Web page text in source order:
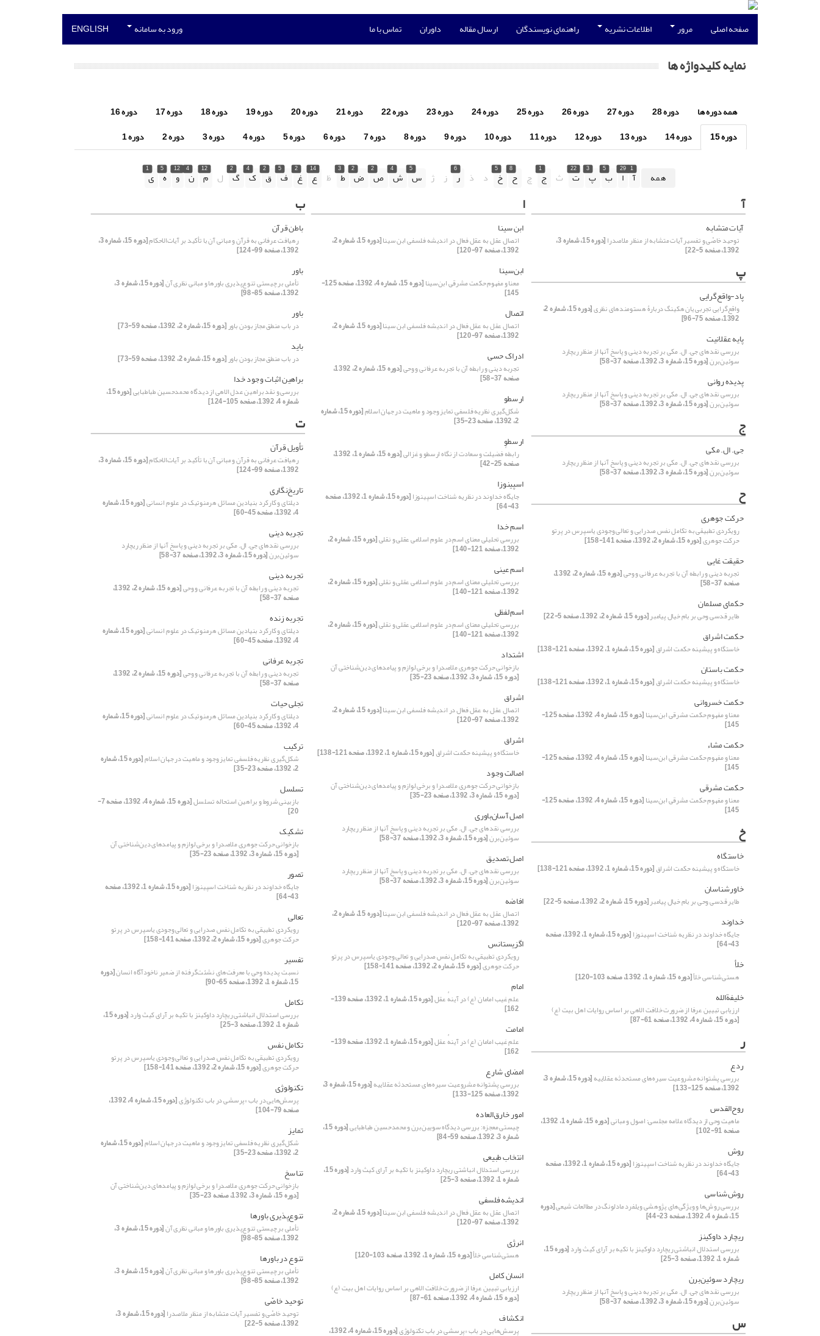
صفحه اصلی مرور اطلاعات نشریه راهنمای نویسندگان ارسال مقاله داوران تماس با ما ورود به سامانه ENGLISH
نمایه کلیدواژه ها
همه دوره ها دوره 28 دوره 27 دوره 26 دوره 25 دوره 24 دوره 23 دوره 22 دوره 21 دوره 20 دوره 19 دوره 18 دوره 17
دوره 16
دوره 15
دوره 14 دوره 13 دوره 12 دوره 11 دوره 10 دوره 9 دوره 8 دوره 7 دوره 6 دوره 5 دوره 4 دوره 3 دوره 2 دوره 1
همه
1
آ
29
ا
5
ب
3
پ
22
ت ث
1
ج چ
8
ح
5
خ د ذ
6
ر ز ژ
5
س
4
ش
2
ص
2
ض
3
ط ظ
14
ع
2
غ
5
ف
2
ق
4
ک
2
گ ل
12
م
4
ن
12
و
5
ه
1
ی
آ
آیات متشابه
توحید خاصّی و تفسیر آیات متشابه از منظر ملاصدرا [دوره 15، شماره 3،
1392، صفحه 5-22]
ا
ابن­ سینا
اتصال عقل به عقل فعال در اندیشه فلسفی ابن­ سینا [دوره 15، شماره 2،
1392، صفحه 97-120]
ابن‌سینا
معنا و مفهوم حکمت مشرقی ابن‌سینا [دوره 15، شماره 4، 1392، صفحه 125-
145]
اتصال
اتصال عقل به عقل فعال در اندیشه فلسفی ابن­ سینا [دوره 15، شماره 2،
1392، صفحه 97-120]
ادراک حسی
تجربه دینی و رابطه آن با تجربه عرفانی و وحی [دوره 15، شماره 2، 1392،
صفحه 37-58]
ارسطو
شکل‌گیری نظریه فلسفی تمایز وجود و ماهیت در جهان اسلام [دوره 15، شماره
2، 1392، صفحه 23-35]
ارسطو
رابطهٔ فضیلت و سعادت از نگاه ارسطو و غزالی [دوره 15، شماره 1، 1392،
صفحه 25-42]
اسپینوزا
جایگاه خداوند در نظریه شناخت اسپینوزا [دوره 15، شماره 1، 1392، صفحه
43-64]
اسم خدا
بررسی تحلیلی معنای اسم در علوم اسلامی عقلی و نقلی [دوره 15، شماره 2،
1392، صفحه 121-140]
اسم عینی
بررسی تحلیلی معنای اسم در علوم اسلامی عقلی و نقلی [دوره 15، شماره 2،
1392، صفحه 121-140]
اسم لفظی
بررسی تحلیلی معنای اسم در علوم اسلامی عقلی و نقلی [دوره 15، شماره 2،
1392، صفحه 121-140]
اشتداد
بازخوانی حرکت جوهری ملاصدرا و برخی لوازم و پیامد‌های دین‌شناختی آن
[دوره 15، شماره 3، 1392، صفحه 23-35]
اشراق
اتصال عقل به عقل فعال در اندیشه فلسفی ابن­ سینا [دوره 15، شماره 2،
1392، صفحه 97-120]
اشراق
خاستگاه و پیشینه حکمت اشراق[دوره 15، شماره 1، 1392، صفحه 121-138]
اصالت وجود
بازخوانی حرکت جوهری ملاصدرا و برخی لوازم و پیامد‌های دین‌شناختی آن
[دوره 15، شماره 3، 1392، صفحه 23-35]
اصل آسان‌باوری
بررسی نقدهای جی. ال. مکی بر تجربه دینی و پاسخ آنها از منظر ریچارد
سوئین‌برن[دوره 15، شماره 3، 1392، صفحه 37-58]
اصل تصدیق
بررسی نقدهای جی. ال. مکی بر تجربه دینی و پاسخ آنها از منظر ریچارد
سوئین‌برن[دوره 15، شماره 3، 1392، صفحه 37-58]
افاضه
اتصال عقل به عقل فعال در اندیشه فلسفی ابن­ سینا [دوره 15، شماره 2،
1392، صفحه 97-120]
اگزیستانس
رویکردی تطبیقی به تکامل نفس صدرایی و تعالی وجودی یاسپرس در پرتو
حرکت جوهری[دوره 15، شماره 2، 1392، صفحه 141-158]
امام
علم غیب امامان (ع) در آینهٔ عقل [دوره 15، شماره 1، 1392، صفحه 139-
162]
امامت
علم غیب امامان (ع) در آینهٔ عقل [دوره 15، شماره 1، 1392، صفحه 139-
162]
امضای شارع
بررسی پشتوانه مشروعیت سیره‌های مستحدثه عقلاییه [دوره 15، شماره 3،
1392، صفحه 125-133]
امور خارق‌العاده
چیستی معجزه: بررسی دیدگاه سویین‌برن و محمدحسین طباطبایی [دوره 15،
شماره 3، 1392، صفحه 59-84]
انتخاب طبیعی
بررسی استدلال انباشتی ریچارد داوکینز با تکیه بر آرای کیث وارد [دوره 15،
شماره 1، 1392، صفحه 3-25]
اندیشه فلسفی
اتصال عقل به عقل فعال در اندیشه فلسفی ابن­ سینا [دوره 15، شماره 2،
1392، صفحه 97-120]
انرژی
هستی‌شناسی خلأ[دوره 15، شماره 1، 1392، صفحه 103-120]
انسان کامل
ارزیابی تبیین عرفا از ضرورت خلافت الاهی بر اساس روایات اهل بیت (ع)
[دوره 15، شماره 4، 1392، صفحه 61-87]
انکشاف
پرسش‌هایی در باب «پرسشی در باب تکنولوژی [دوره 15، شماره 4، 1392،
ب
باطن قرآن
رهیافت عرفانی به قرآن و مبانی آن با تأکید بر آیات‌الاحکام [دوره 15، شماره 3،
1392، صفحه 99-124]
باور
تأملی بر چیستی تنوع‌پذیری باورها و مبانی نظری آن [دوره 15، شماره 3،
1392، صفحه 85-98]
باور
در باب منطق مجاز بودن باور[دوره 15، شماره 2، 1392، صفحه 59-73]
باید
در باب منطق مجاز بودن باور[دوره 15، شماره 2، 1392، صفحه 59-73]
براهین اثبات وجود خدا
بررسی و نقد براهین عدل الاهی از دیدگاه محمدحسین طباطبایی [دوره 15،
شماره 4، 1392، صفحه 105-124]
پ
پاد-واقع‌گرایی
واقع‌گرایی تجربی یان هکینگ دربارۀ هستومندهای نظری [دوره 15، شماره 2،
1392، صفحه 75-96]
پایه عقلانیت
بررسی نقدهای جی. ال. مکی بر تجربه دینی و پاسخ آنها از منظر ریچارد
سوئین‌برن[دوره 15، شماره 3، 1392، صفحه 37-58]
پدیده روانی
بررسی نقدهای جی. ال. مکی بر تجربه دینی و پاسخ آنها از منظر ریچارد
سوئین‌برن[دوره 15، شماره 3، 1392، صفحه 37-58]
ت
تأویل قرآن
رهیافت عرفانی به قرآن و مبانی آن با تأکید بر آیات‌الاحکام [دوره 15، شماره 3،
1392، صفحه 99-124]
تاریخ‌نگاری
دیلتای و کارکرد بنیادین مسائل هرمنوتیک در علوم انسانی [دوره 15، شماره
4، 1392، صفحه 45-60]
تجربه دینی
بررسی نقدهای جی. ال. مکی بر تجربه دینی و پاسخ آنها از منظر ریچارد
سوئین‌برن[دوره 15، شماره 3، 1392، صفحه 37-58]
تجربه دینی
تجربه دینی و رابطه آن با تجربه عرفانی و وحی [دوره 15، شماره 2، 1392،
صفحه 37-58]
تجربه زنده
دیلتای و کارکرد بنیادین مسائل هرمنوتیک در علوم انسانی [دوره 15، شماره
4، 1392، صفحه 45-60]
تجربه عرفانی
تجربه دینی و رابطه آن با تجربه عرفانی و وحی [دوره 15، شماره 2، 1392،
صفحه 37-58]
تجلی حیات
دیلتای و کارکرد بنیادین مسائل هرمنوتیک در علوم انسانی [دوره 15، شماره
4، 1392، صفحه 45-60]
ترکیب
شکل‌گیری نظریه فلسفی تمایز وجود و ماهیت در جهان اسلام [دوره 15، شماره
2، 1392، صفحه 23-35]
تسلسل
بازبینی شروط و براهین استحاله تسلسل [دوره 15، شماره 4، 1392، صفحه 7-
20]
تشکیک
بازخوانی حرکت جوهری ملاصدرا و برخی لوازم و پیامد‌های دین‌شناختی آن
[دوره 15، شماره 3، 1392، صفحه 23-35]
تصور
جایگاه خداوند در نظریه شناخت اسپینوزا [دوره 15، شماره 1، 1392، صفحه
43-64]
تعالی
رویکردی تطبیقی به تکامل نفس صدرایی و تعالی وجودی یاسپرس در پرتو
حرکت جوهری[دوره 15، شماره 2، 1392، صفحه 141-158]
تفسیر
نسبت پدیده وحی با معرفت‌های نشئت‌گرفته از ضمیر ناخودآگاه انسان[دوره
15، شماره 1، 1392، صفحه 65-90]
تکامل
بررسی استدلال انباشتی ریچارد داوکینز با تکیه بر آرای کیث وارد [دوره 15،
شماره 1، 1392، صفحه 3-25]
تکامل نفس
رویکردی تطبیقی به تکامل نفس صدرایی و تعالی وجودی یاسپرس در پرتو
حرکت جوهری[دوره 15، شماره 2، 1392، صفحه 141-158]
تکنولوژی
پرسش‌هایی در باب «پرسشی در باب تکنولوژی [دوره 15، شماره 4، 1392،
صفحه 79-104]
تمایز
شکل‌گیری نظریه فلسفی تمایز وجود و ماهیت در جهان اسلام [دوره 15، شماره
2، 1392، صفحه 23-35]
تناسخ
بازخوانی حرکت جوهری ملاصدرا و برخی لوازم و پیامد‌های دین‌شناختی آن
[دوره 15، شماره 3، 1392، صفحه 23-35]
تنوع‌پذیری باورها
تأملی بر چیستی تنوع‌پذیری باورها و مبانی نظری آن [دوره 15، شماره 3،
1392، صفحه 85-98]
تنوع‌ در باورها
تأملی بر چیستی تنوع‌پذیری باورها و مبانی نظری آن [دوره 15، شماره 3،
1392، صفحه 85-98]
توحید خاصّی
توحید خاصّی و تفسیر آیات متشابه از منظر ملاصدرا [دوره 15، شماره 3،
1392، صفحه 5-22]
ج
جی. ال. مکی
بررسی نقدهای جی. ال. مکی بر تجربه دینی و پاسخ آنها از منظر ریچارد
سوئین‌برن[دوره 15، شماره 3، 1392، صفحه 37-58]
ح
حرکت جوهری
رویکردی تطبیقی به تکامل نفس صدرایی و تعالی وجودی یاسپرس در پرتو
حرکت جوهری[دوره 15، شماره 2، 1392، صفحه 141-158]
حقیقت غایی
تجربه دینی و رابطه آن با تجربه عرفانی و وحی [دوره 15، شماره 2، 1392،
صفحه 37-58]
حکمای مسلمان
طایر قدسی وحی بر بام خیال پیامبر[دوره 15، شماره 2، 1392، صفحه 5-22]
حکمت اشراق
خاستگاه و پیشینه حکمت اشراق[دوره 15، شماره 1، 1392، صفحه 121-138]
حکمت باستان
خاستگاه و پیشینه حکمت اشراق[دوره 15، شماره 1، 1392، صفحه 121-138]
حکمت خسروانی
معنا و مفهوم حکمت مشرقی ابن‌سینا [دوره 15، شماره 4، 1392، صفحه 125-
145]
حکمت مشاء
معنا و مفهوم حکمت مشرقی ابن‌سینا [دوره 15، شماره 4، 1392، صفحه 125-
145]
حکمت مشرقی
معنا و مفهوم حکمت مشرقی ابن‌سینا [دوره 15، شماره 4، 1392، صفحه 125-
145]
خ
خاستگاه
خاستگاه و پیشینه حکمت اشراق[دوره 15، شماره 1، 1392، صفحه 121-138]
خاورشناسان
طایر قدسی وحی بر بام خیال پیامبر[دوره 15، شماره 2، 1392، صفحه 5-22]
خداوند
جایگاه خداوند در نظریه شناخت اسپینوزا [دوره 15، شماره 1، 1392، صفحه
43-64]
خلأ
هستی‌شناسی خلأ[دوره 15، شماره 1، 1392، صفحه 103-120]
خلیفة‌الله
ارزیابی تبیین عرفا از ضرورت خلافت الاهی بر اساس روایات اهل بیت (ع)
[دوره 15، شماره 4، 1392، صفحه 61-87]
ر
ردع
بررسی پشتوانه مشروعیت سیره‌های مستحدثه عقلاییه [دوره 15، شماره 3،
1392، صفحه 125-133]
روح‌القدس
ماهیت وحی از دیدگاه علامه مجلسی: اصول و مبانی [دوره 15، شماره 1، 1392،
صفحه 91-102]
روش
جایگاه خداوند در نظریه شناخت اسپینوزا [دوره 15، شماره 1، 1392، صفحه
43-64]
روش‌شناسی
بررسی روش‌ها و ویژگی‌های پژوهشی ویلفرد مادلونگ در مطالعات شیعی[دوره
15، شماره 4، 1392، صفحه 23-44]
ریچارد داوکینز
بررسی استدلال انباشتی ریچارد داوکینز با تکیه بر آرای کیث وارد [دوره 15،
شماره 1، 1392، صفحه 3-25]
ریچارد سوئین‌برن
بررسی نقدهای جی. ال. مکی بر تجربه دینی و پاسخ آنها از منظر ریچارد
سوئین‌برن[دوره 15، شماره 3، 1392، صفحه 37-58]
س